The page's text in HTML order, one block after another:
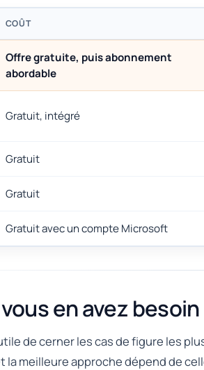
COÛT
Offre gratuite, puis abonnement
abordable
Gratuit, intégré
Gratuit
Gratuit
Gratuit avec un compte Microsoft
en avez besoin
de cerner les cas de figure les
meilleure approche dépend de